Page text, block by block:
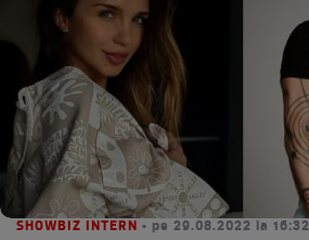
SHOWBIZ INTERN • pe 29.08.2022 la 16:32